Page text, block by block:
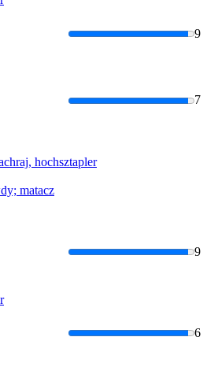
9
7
hochsztapler
matacz
9
6